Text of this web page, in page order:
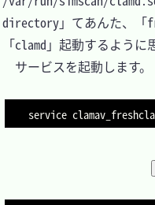
directory」てあんた、「
「clamd」起動するように
サービスを起動します。
service